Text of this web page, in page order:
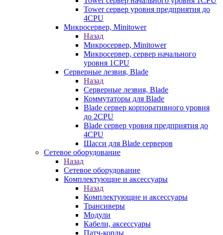
Tower сервер уровня предприятия до
4CPU
Микросервер, Minitower
Назад
Микросервер, Minitower
Микросервер, сервер начального
уровня 1CPU
Серверные лезвия, Blade
Назад
Серверные лезвия, Blade
Коммутаторы для Blade
Blade сервер корпоративного уровня
до 2CPU
Blade сервер уровня предприятия до
4CPU
Шасси для Blade серверов
Сетевое оборудование
Назад
Сетевое оборудование
Комплектующие и аксессуары
Назад
Комплектующие и аксессуары
Трансиверы
Модули
Кабели, аксессуары
Патч-корды